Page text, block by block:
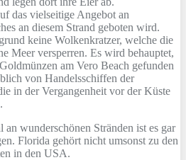
das vielseitige Angebot an
an diesem Strand geboten wird.
keine Wolkenkratzer, welche die
Meer versperren. Es wird behauptet,
am Vero Beach gefunden
von Handelsschiffen der
in der Vergangenheit vor der Küste
wunderschönen Stränden ist es gar
Florida gehört nicht umsonst zu den
in den USA.